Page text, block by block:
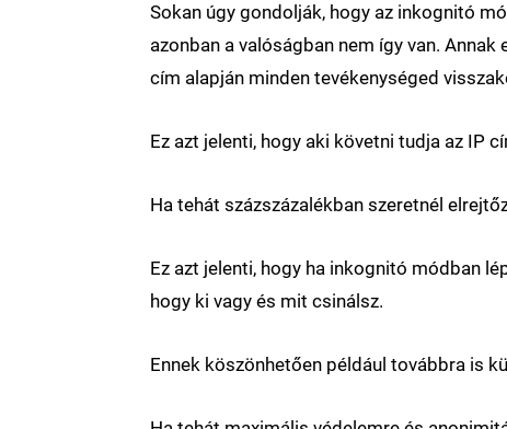
Sokan úgy gondolják, hogy az inkognitó
azonban a valóságban nem így van.
cím alapján minden tevékenységed
Ez azt jelenti, hogy aki követni tudja az IP
Ha tehát százszázalékban szeretnél
Ez azt jelenti, hogy ha inkognitó módban
hogy ki vagy és mit csinálsz.
Ennek köszönhetően például továbbra is